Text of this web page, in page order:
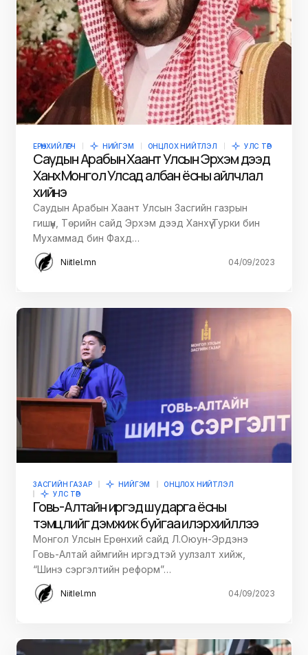
ЕРӨНХИЙЛӨГЧ НИЙГЭМ ОНЦЛОХ НИЙТЛЭЛ УЛС ТӨР
Саудын Арабын Хаант Улсын Эрхэм дээд
Ханхүү Монгол Улсад албан ёсны айлчлал
хийнэ
Саудын Арабын Хаант Улсын Засгийн газрын
гишүүн, Төрийн сайд Эрхэм дээд Ханхүү Турки бин
Мухаммад бин Фахд…
Niitlel.mn 04/09/2023
ЗАСГИЙН ГАЗАР НИЙГЭМ
ОНЦЛОХ НИЙТЛЭЛ
УЛС ТӨР
Говь-Алтайн иргэд шударга ёсны
тэмцлийг дэмжиж буйгаа илэрхийллээ
Монгол Улсын Ерөнхий сайд Л.Оюун-Эрдэнэ
Говь-Алтай аймгийн иргэдтэй уулзалт хийж,
“Шинэ сэргэлтийн реформ”…
Niitlel.mn 04/09/2023